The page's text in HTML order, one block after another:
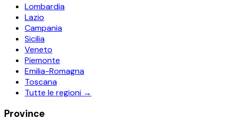
Lombardia
Lazio
Campania
Sicilia
Veneto
Piemonte
Emilia-Romagna
Toscana
Tutte le regioni →
Province